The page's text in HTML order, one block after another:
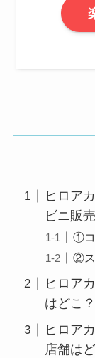
ヒロア
ビニ販
①コ
②ス
ヒロア
はどこ？
ヒロア
店舗は